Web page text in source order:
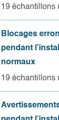
19 échantillons
Blocages
pendant
normaux
19 échantillons